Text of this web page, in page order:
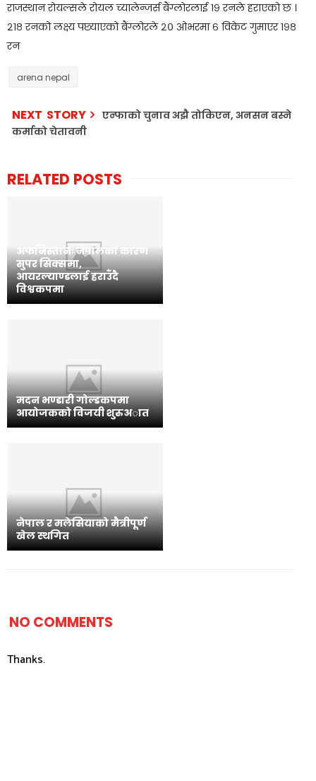
राजस्थान रोयल्सले रोयल च्यालेन्जर्स बैंग्लोरलाई १९ रनले हराएको छ ।
२१८ रनको लक्ष्य पछ्याएको बैंग्लोरले २० ओभरमा ६ विकेट गुमाएर १९८
रन
arena nepal
NEXT STORY
एन्फाको चुनाव अझै तोकिएन, अनसन बस्ने
कर्माको चेतावनी
RELATED POSTS
अफनिस्तानः नेपालका कारण
सुपर सिक्समा,
आयरल्याण्डलाई हराउँदै
विश्वकपमा
मदन भण्डारी गोल्डकपमा
आयोजकको विजयी शुरुअात
नेपाल र मलेसियाको मैत्रीपूर्ण
खेल स्थगित
NO COMMENTS
Thanks.